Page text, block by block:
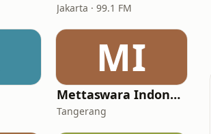
Jakarta · 99.1 FM
MI
Mettaswara Indonesia
Tangerang